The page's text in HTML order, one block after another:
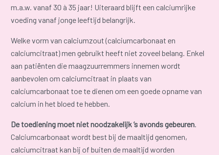
m.a.w. vanaf 30 à 35 jaar! Uiteraard blijft een calciumrijke
voeding vanaf jonge leeftijd belangrijk.
Welke vorm van calciumzout (calciumcarbonaat en
calciumcitraat) men gebruikt heeft niet zoveel belang. Enkel
aan patiënten die maagzuurremmers innemen wordt
aanbevolen om calciumcitraat in plaats van
calciumcarbonaat toe te dienen om een goede opname van
calcium in het bloed te hebben.
De toediening moet niet noodzakelijk ’s avonds gebeuren.
Calciumcarbonaat wordt best bij de maaltijd genomen,
calciumcitraat kan bij of buiten de maaltijd worden